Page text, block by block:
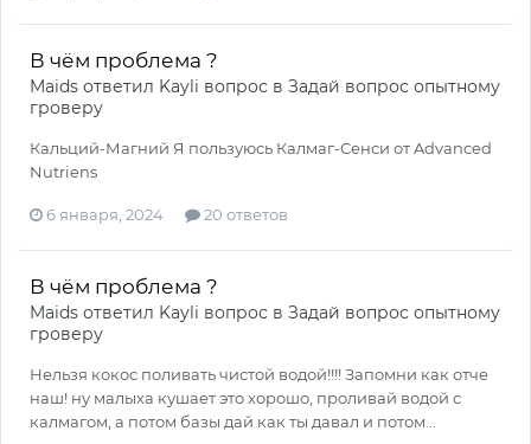
В чём проблема ?
Maids ответил Kayli вопрос в Задай вопрос опытному
гроверу
Кальций-Магний Я пользуюсь Калмаг-Сенси от Advanced
Nutriens
6 января, 2024 20 ответов
В чём проблема ?
Maids ответил Kayli вопрос в Задай вопрос опытному
гроверу
Нельзя кокос поливать чистой водой!!!! Запомни как отче
наш! ну малыха кушает это хорошо, проливай водой с
калмагом, а потом базы дай как ты давал и потом...